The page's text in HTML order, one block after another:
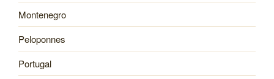
Montenegro
Peloponnes
Portugal